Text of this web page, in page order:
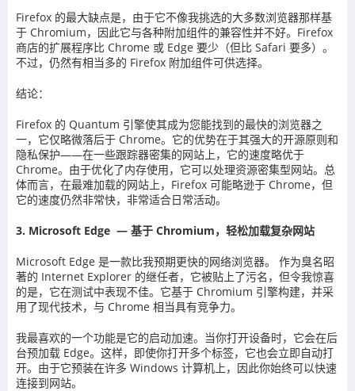
Firefox 的最大缺点是，由于它不像我挑选的大多数浏览器那样基
于 Chromium，因此它与各种附加组件的兼容性并不好。Firefox
商店的扩展程序比 Chrome 或 Edge 要少（但比 Safari 要多）。
不过，仍然有相当多的 Firefox 附加组件可供选择。
结论：
Firefox 的 Quantum 引擎使其成为您能找到的最快的浏览器之
一，它仅略微落后于 Chrome。它的优势在于其强大的开源原则和
隐私保护——在一些跟踪器密集的网站上，它的速度略优于
Chrome。由于优化了内存使用，它可以处理资源密集型网站。总
体而言，在最难加载的网站上，Firefox 可能略逊于 Chrome，但
它的速度仍然非常快，非常适合日常活动。
3. Microsoft Edge — 基于 Chromium，轻松加载复杂网站
Microsoft Edge 是一款比我预期更快的网络浏览器。 作为臭名昭
著的 Internet Explorer 的继任者，它被贴上了污名，但令我惊喜
的是，它在测试中表现不佳。它基于 Chromium 引擎构建，并采
用了现代技术，与 Chrome 相当具有竞争力。
我最喜欢的一个功能是它的启动加速。当你打开设备时，它会在后
台预加载 Edge。这样，即使你打开多个标签，它也会立即自动打
开。由于它预装在许多 Windows 计算机上，因此你始终可以快速
连接到网站。